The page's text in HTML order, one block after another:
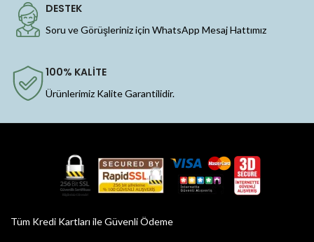
DESTEK
Soru ve Görüşleriniz için WhatsApp Mesaj Hattımız
100% KALİTE
Ürünlerimiz Kalite Garantilidir.
Tüm Kredi Kartları ile Güvenli Ödeme